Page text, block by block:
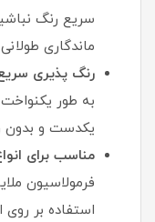
سریع رنگ
ماندگاری
رنگ‌ پذیری
به طور
یکدست و بدون
مناسب برای
فرمولاسیون
استفاده بر